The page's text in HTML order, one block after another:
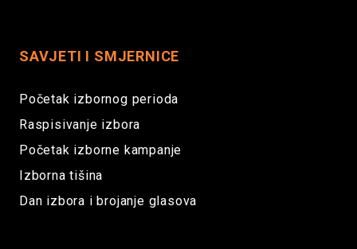
SAVJETI I SMJERNICE
Početak izbornog perioda
Raspisivanje izbora
Početak izborne kampanje
Izborna tišina
Dan izbora i brojanje glasova